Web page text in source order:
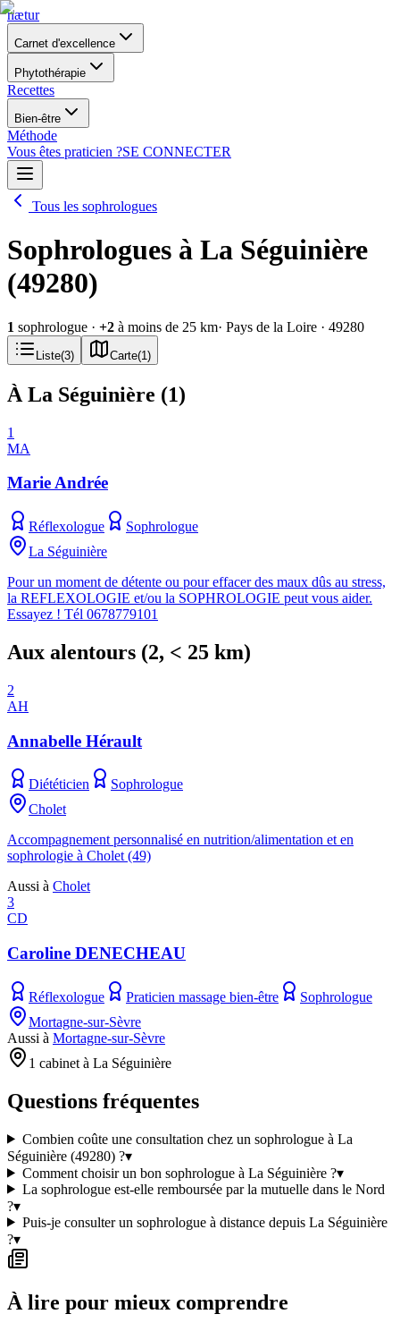
nætur
Carnet d'excellence
Phytothérapie
Recettes
Bien-être
Méthode
Vous êtes praticien ?SE CONNECTER
Tous les sophrologues
Sophrologues à La Séguinière
(49280)
1 sophrologue · +2 à moins de 25 km· Pays de la Loire · 49280
Liste(3) Carte(1 )
À La Séguinière (1)
1
MA
Marie Andrée
Réflexologue
Sophrologue
La Séguinière
Pour un moment de détente ou pour effacer des maux dûs au stress,
la REFLEXOLOGIE et/ou la SOPHROLOGIE peut vous aider.
Essayez ! Tél 0678779101
Aux alentours (2, < 25 km)
2
AH
Annabelle Hérault
Diététicien
Sophrologue
Cholet
Accompagnement personnalisé en nutrition/alimentation et en
sophrologie à Cholet (49)
Aussi à Cholet
3
CD
Caroline DENECHEAU
Réflexologue Praticien massage bien-être
Sophrologue
Mortagne-sur-Sèvre
Aussi à Mortagne-sur-Sèvre
1 cabinet à La Séguinière
Questions fréquentes
Combien coûte une consultation chez un sophrologue à La
Séguinière (49280) ?▾
Comment choisir un bon sophrologue à La Séguinière ?▾
La sophrologue est-elle remboursée par la mutuelle dans le Nord
?▾
Puis-je consulter un sophrologue à distance depuis La Séguinière
?▾
À lire pour mieux comprendre